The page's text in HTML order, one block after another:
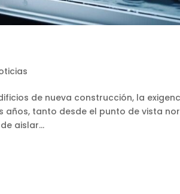
de nueva construcción, la
años, tanto desde el punto de vista
aislar...